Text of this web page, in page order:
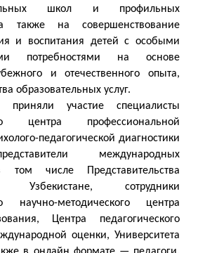
школ и профильных
также на совершенствование
и воспитания детей с особыми
потребностями на основе
и отечественного опыта,
образовательных услуг.
приняли участие специалисты
центра профессиональной
педагогической диагностики
международных
том числе Представительства
сотрудники
научно-методического центра
Центра педагогического
оценки, Университета